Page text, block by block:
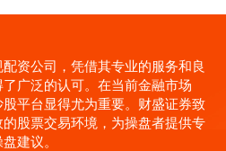
资公司，凭借其专业的服务和良
广泛的认可。在当前金融市场
平台显得尤为重要。财盛证券致
股票交易环境，为操盘者提供专
建议。